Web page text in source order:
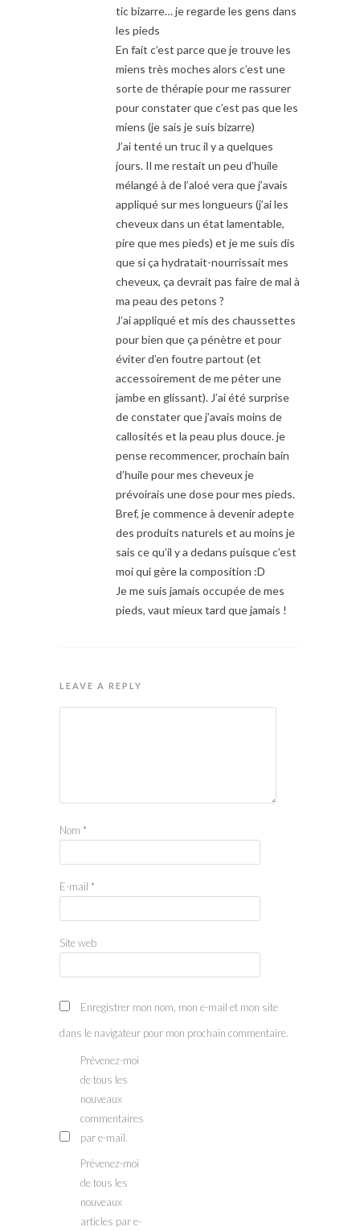
tic bizarre… je regarde les gens dans
les pieds
En fait c’est parce que je trouve les
miens très moches alors c’est une
sorte de thérapie pour me rassurer
pour constater que c’est pas que les
miens (je sais je suis bizarre)
J’ai tenté un truc il y a quelques
jours. Il me restait un peu d’huile
mélangé à de l’aloé vera que j’avais
appliqué sur mes longueurs (j’ai les
cheveux dans un état lamentable,
pire que mes pieds) et je me suis dis
que si ça hydratait-nourrissait mes
cheveux, ça devrait pas faire de mal à
ma peau des petons ?
J’ai appliqué et mis des chaussettes
pour bien que ça pénètre et pour
éviter d’en foutre partout (et
accessoirement de me péter une
jambe en glissant). J’ai été surprise
de constater que j’avais moins de
callosités et la peau plus douce. je
pense recommencer, prochain bain
d’huile pour mes cheveux je
prévoirais une dose pour mes pieds.
Bref, je commence à devenir adepte
des produits naturels et au moins je
sais ce qu’il y a dedans puisque c’est
moi qui gère la composition :D
Je me suis jamais occupée de mes
pieds, vaut mieux tard que jamais !
LEAVE A REPLY
Nom *
E-mail *
Site web
Enregistrer mon nom, mon e-mail et mon site
dans le navigateur pour mon prochain commentaire.
Prévenez-moi
de tous les
nouveaux
commentaires
par e-mail.
Prévenez-moi
de tous les
nouveaux
articles par e-